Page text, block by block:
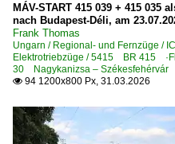
MÁV-START 415 039 + 415 035
nach Budapest-Déli, am
Frank Thomas
Ungarn / Regional- und Fernzüge /
Elektrotriebzüge / 5415 BR 415
30 Nagykanizsa – Székesfehérvár
 94 1200x800 Px, 31.03.2026